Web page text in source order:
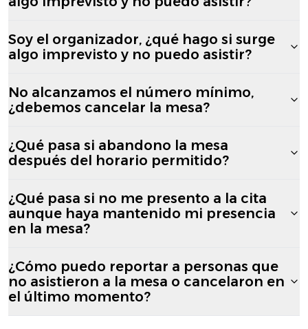
Soy el organizador, ¿qué hago si surge
algo imprevisto y no puedo asistir?
No alcanzamos el número mínimo,
¿debemos cancelar la mesa?
¿Qué pasa si abandono la mesa
después del horario permitido?
¿Qué pasa si no me presento a la cita
aunque haya mantenido mi presencia
en la mesa?
¿Cómo puedo reportar a personas que
no asistieron a la mesa o cancelaron en
el último momento?